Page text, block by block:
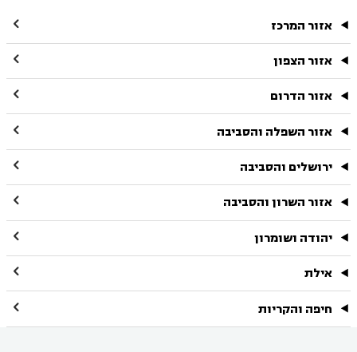
אזור המרכז 
אזור הצפון 
אזור הדרום 
אזור השפלה והסביבה 
ירושלים והסביבה 
אזור השרון והסביבה 
יהודה ושומרון 
אילת 
חיפה והקריות 